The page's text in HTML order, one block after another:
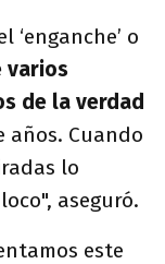
o
varios
de la verdad
años. Cuando
lo
aseguró.
este